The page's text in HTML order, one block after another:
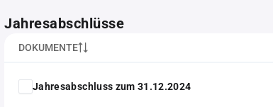
Jahresabschlüsse
DOKUMENTE
Jahresabschluss zum 31.12.2024